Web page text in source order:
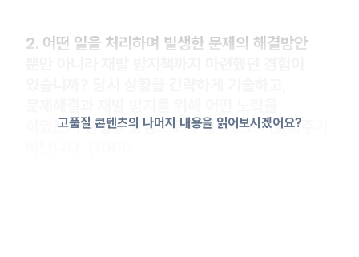
2. 어떤 일을 처리하며 빌생한 문제의 해결방안
하였는지 경험을 중심으로 구체적으로 기술해주기
고품질 콘텐츠의 나머지 내용을 읽어보시겠어요?